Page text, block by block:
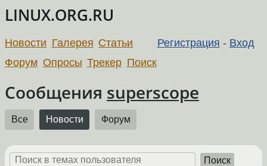
LINUX.ORG.RU
Регистрация - Вход
Новости Галерея Статьи
Форум Опросы Трекер Поиск
Сообщения superscope
Все Новости Форум
Поиск